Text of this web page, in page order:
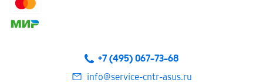
+7 (495) 067-73-68
info@service-cntr-asus.ru